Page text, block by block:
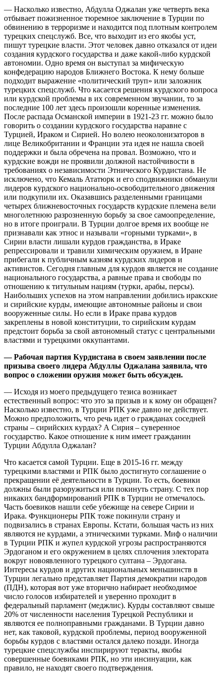
— Насколько известно, Абдулла Оджалан уже четверть века
отбывает пожизненное тюремное заключение в Турции по
обвинению в терроризме и находится под плотным контролем
турецких спецслужб. Все, что выходит из его якобы уст,
пишут турецкие власти. Этот человек давно отказался от идеи
создания курдского государства и даже какой-либо курдской
автономии. Одно время он выступал за мифическую
конфедерацию народов Ближнего Востока. К нему больше
подходит выражение «политический труп» или заложник
турецких спецслужб. Что касается решения курдского вопроса
или курдской проблемы в их современном звучании, то за
последние 100 лет здесь произошли коренные изменения.
После распада Османской империи в 1921-23 гг. можно было
говорить о создании курдского государства наравне с
Турцией, Ираком и Сирией. Но волею неоколонизаторов в
лице Великобритании и Франции эта идея не нашла своей
поддержки и была обречена на провал. Возможно, что и
курдские вожди не проявили должной настойчивости в
требованиях о независимости Этнического Курдистана. Не
исключено, что Кемаль Ататюрк и его сподвижники обманули
лидеров курдского национально-освободительного движения
или подкупили их. Оказавшись разделенными границами
четырех ближневосточных государств курдские племена вели
многолетнюю разрозненную борьбу за свое самоопределение,
но в итоге проиграли. В Турции долгое время их вообще не
признавали как этнос и называли «горными турками», в
Сирии власти лишали курдов гражданства, в Ираке
репрессировали и травили химическим оружием, в Иране
прибегали к публичным казням курдских лидеров и
активистов. Сегодня главным для курдов является не создание
национального государства, а равные права и свободы по
отношению к титульным нациям (турки, арабы, персы).
Наибольших успехов на этом направлении добились иракские
и сирийские курды, имеющие автономные районы и свои
вооруженные силы. Но если в Ираке права курдов
закреплены в новой конституции, то сирийским курдам
предстоит борьба за свой автономный статус с центральными
властями и турецкими оккупантами.
— Рабочая партия Курдистана в своем заявлении после
призыва своего лидера Абдуллы Оджалана заявила, что
вопрос о сложении оружия может быть обсужден.
— Исходя из моего предыдущего тезиса возникает
естественный вопрос: что это за призыв и к кому он обращен?
Насколько известно, в Турции РПК уже давно не действует.
Можно предположить, что речь идет о гражданах соседней
страны – сирийских курдах? А Сирия – суверенное
государство. Какое отношение к ним имеет гражданин
Турции Абдулла Оджалан?
Что касается самой Турции. Еще в 2015-16 гг. между
турецкими властями и РПК было достигнуто соглашение о
прекращении её деятельности в Турции. То есть, боевики
должны были разоружиться или покинуть страну. С тех пор
никаких бандформирований РПК в Турции не отмечалось.
Часть боевиков нашли себе убежище на севере Сирии и
Ирака. Функционеры РПК тоже покинули страну и
подвизались в странах Европы. Кстати, большая часть из них
являются не курдами, а этническими турками. Миф о наличии
в Турции РПК и жупел курдской угрозы распространяются
Эрдоганом и его окружением в целях сплочения электората
вокруг новоявленного турецкого султана – Эрдогана.
Интересы курдов и других национальных меньшинств в
Турции легально представляет Партия демократии народов
(ПДН), которая вот уже вторично набирает необходимое
число голосов избирателей и уверенно проходит в
федеральный парламент (меджлис). Курды составляют свыше
20% от численности населения Турецкой Республики и
являются ее полноправными гражданами. В Турции давно
нет, как таковой, курдской проблемы, период вооруженной
борьбы курдов с властями остался далеко позади. Иногда
турецкие спецслужбы инспирируют теракты, якобы
совершенные боевиками РПК, но эти инсинуации, как
правило, не находят своего подтверждения.